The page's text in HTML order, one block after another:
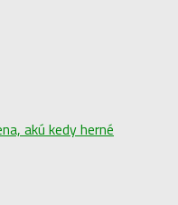
akú kedy herné